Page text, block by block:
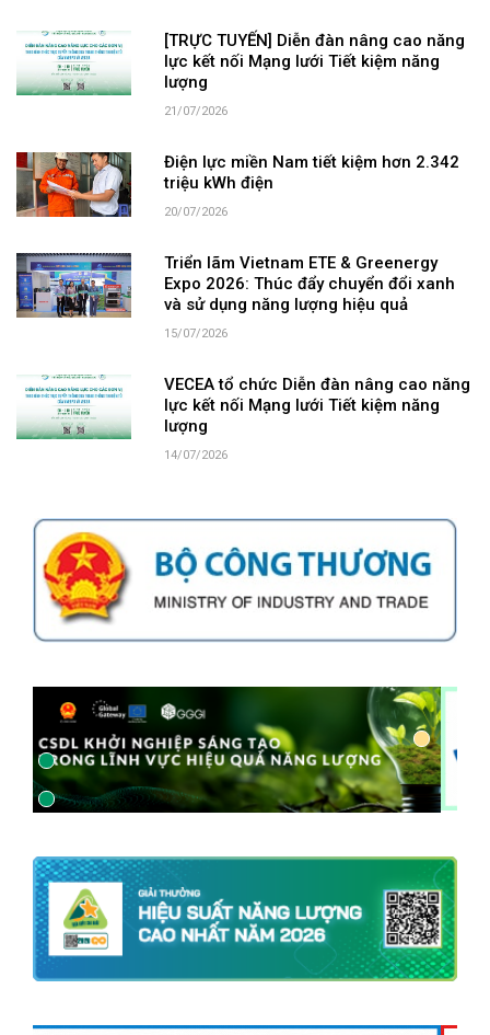
[TRỰC TUYẾN] Diễn đàn nâng cao năng
lực kết nối Mạng lưới Tiết kiệm năng
lượng
21/07/2026
Điện lực miền Nam tiết kiệm hơn 2.342
triệu kWh điện
20/07/2026
Triển lãm Vietnam ETE & Greenergy
Expo 2026: Thúc đẩy chuyển đổi xanh
và sử dụng năng lượng hiệu quả
15/07/2026
VECEA tổ chức Diễn đàn nâng cao năng
lực kết nối Mạng lưới Tiết kiệm năng
lượng
14/07/2026